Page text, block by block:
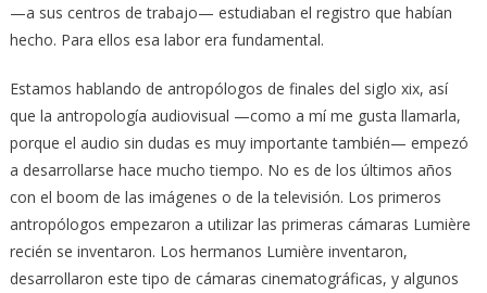
—a sus centros de trabajo— estudiaban el registro que habían
hecho. Para ellos esa labor era fundamental.
Estamos hablando de antropólogos de finales del siglo xix, así
que la antropología audiovisual —como a mí me gusta llamarla,
porque el audio sin dudas es muy importante también— empezó
a desarrollarse hace mucho tiempo. No es de los últimos años
con el boom de las imágenes o de la televisión. Los primeros
antropólogos empezaron a utilizar las primeras cámaras Lumière
recién se inventaron. Los hermanos Lumière inventaron,
desarrollaron este tipo de cámaras cinematográficas, y algunos